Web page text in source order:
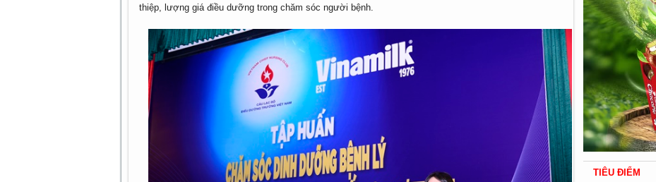
thiệp, lượng giá điều dưỡng trong chăm sóc người bệnh.
TIÊU ĐIỂM